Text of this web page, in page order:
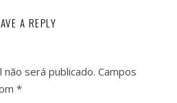
A REPLY
será publicado. Campos
*